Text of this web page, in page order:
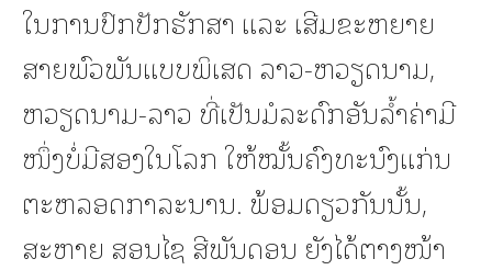
ໃນການປົກປັກຮັກສາ ແລະ ເສີມຂະຫຍາຍ
ສາຍພົວພັນແບບພິເສດ ລາວ-ຫວຽດນາມ,
ຫວຽດນາມ-ລາວ ທີ່ເປັນມໍລະດົກອັນລໍ້າຄ່າມີ
ໜຶ່ງບໍ່ມີສອງໃນໂລກ ໃຫ້ໝັ້ນຄົງທະນົງແກ່ນ
ຕະຫລອດກາລະນານ. ພ້ອມດຽວກັນນັ້ນ,
ສະຫາຍ ສອນໄຊ ສີພັນດອນ ຍັງໄດ້ຕາງໜ້າ